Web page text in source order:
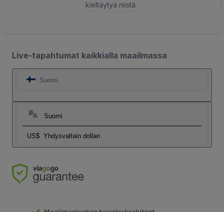
kieltäytyä niistä.
Live-tapahtumat kaikkialla maailmassa
Suomi
Suomi
US$ Yhdysvaltain dollari